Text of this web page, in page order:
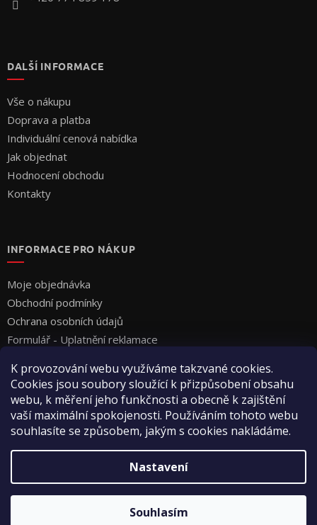
K provozování webu využíváme takzvané cookies.
Cookies jsou soubory sloužící k přizpůsobení obsahu
webu, k měření jeho funkčnosti a obecně k zajištění
vaší maximální spokojenosti. Používáním tohoto webu
souhlasíte se způsobem, jakým s cookies nakládáme.
Nastavení
Souhlasím
DALŠÍ INFORMACE
Vše o nákupu
Doprava a platba
Individuální cenová nabídka
Jak objednat
Hodnocení obchodu
Kontakty
INFORMACE PRO NÁKUP
Moje objednávka
Obchodní podmínky
Ochrana osobních údajů
Formulář - Uplatnění reklamace
Vytvořil Shoptet
Copyright 2026Vyza Professional s.r.o.. Všechna práva
vyhrazena.